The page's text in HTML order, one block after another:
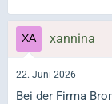
xannina
22. Juni 2026
Bei der Firma